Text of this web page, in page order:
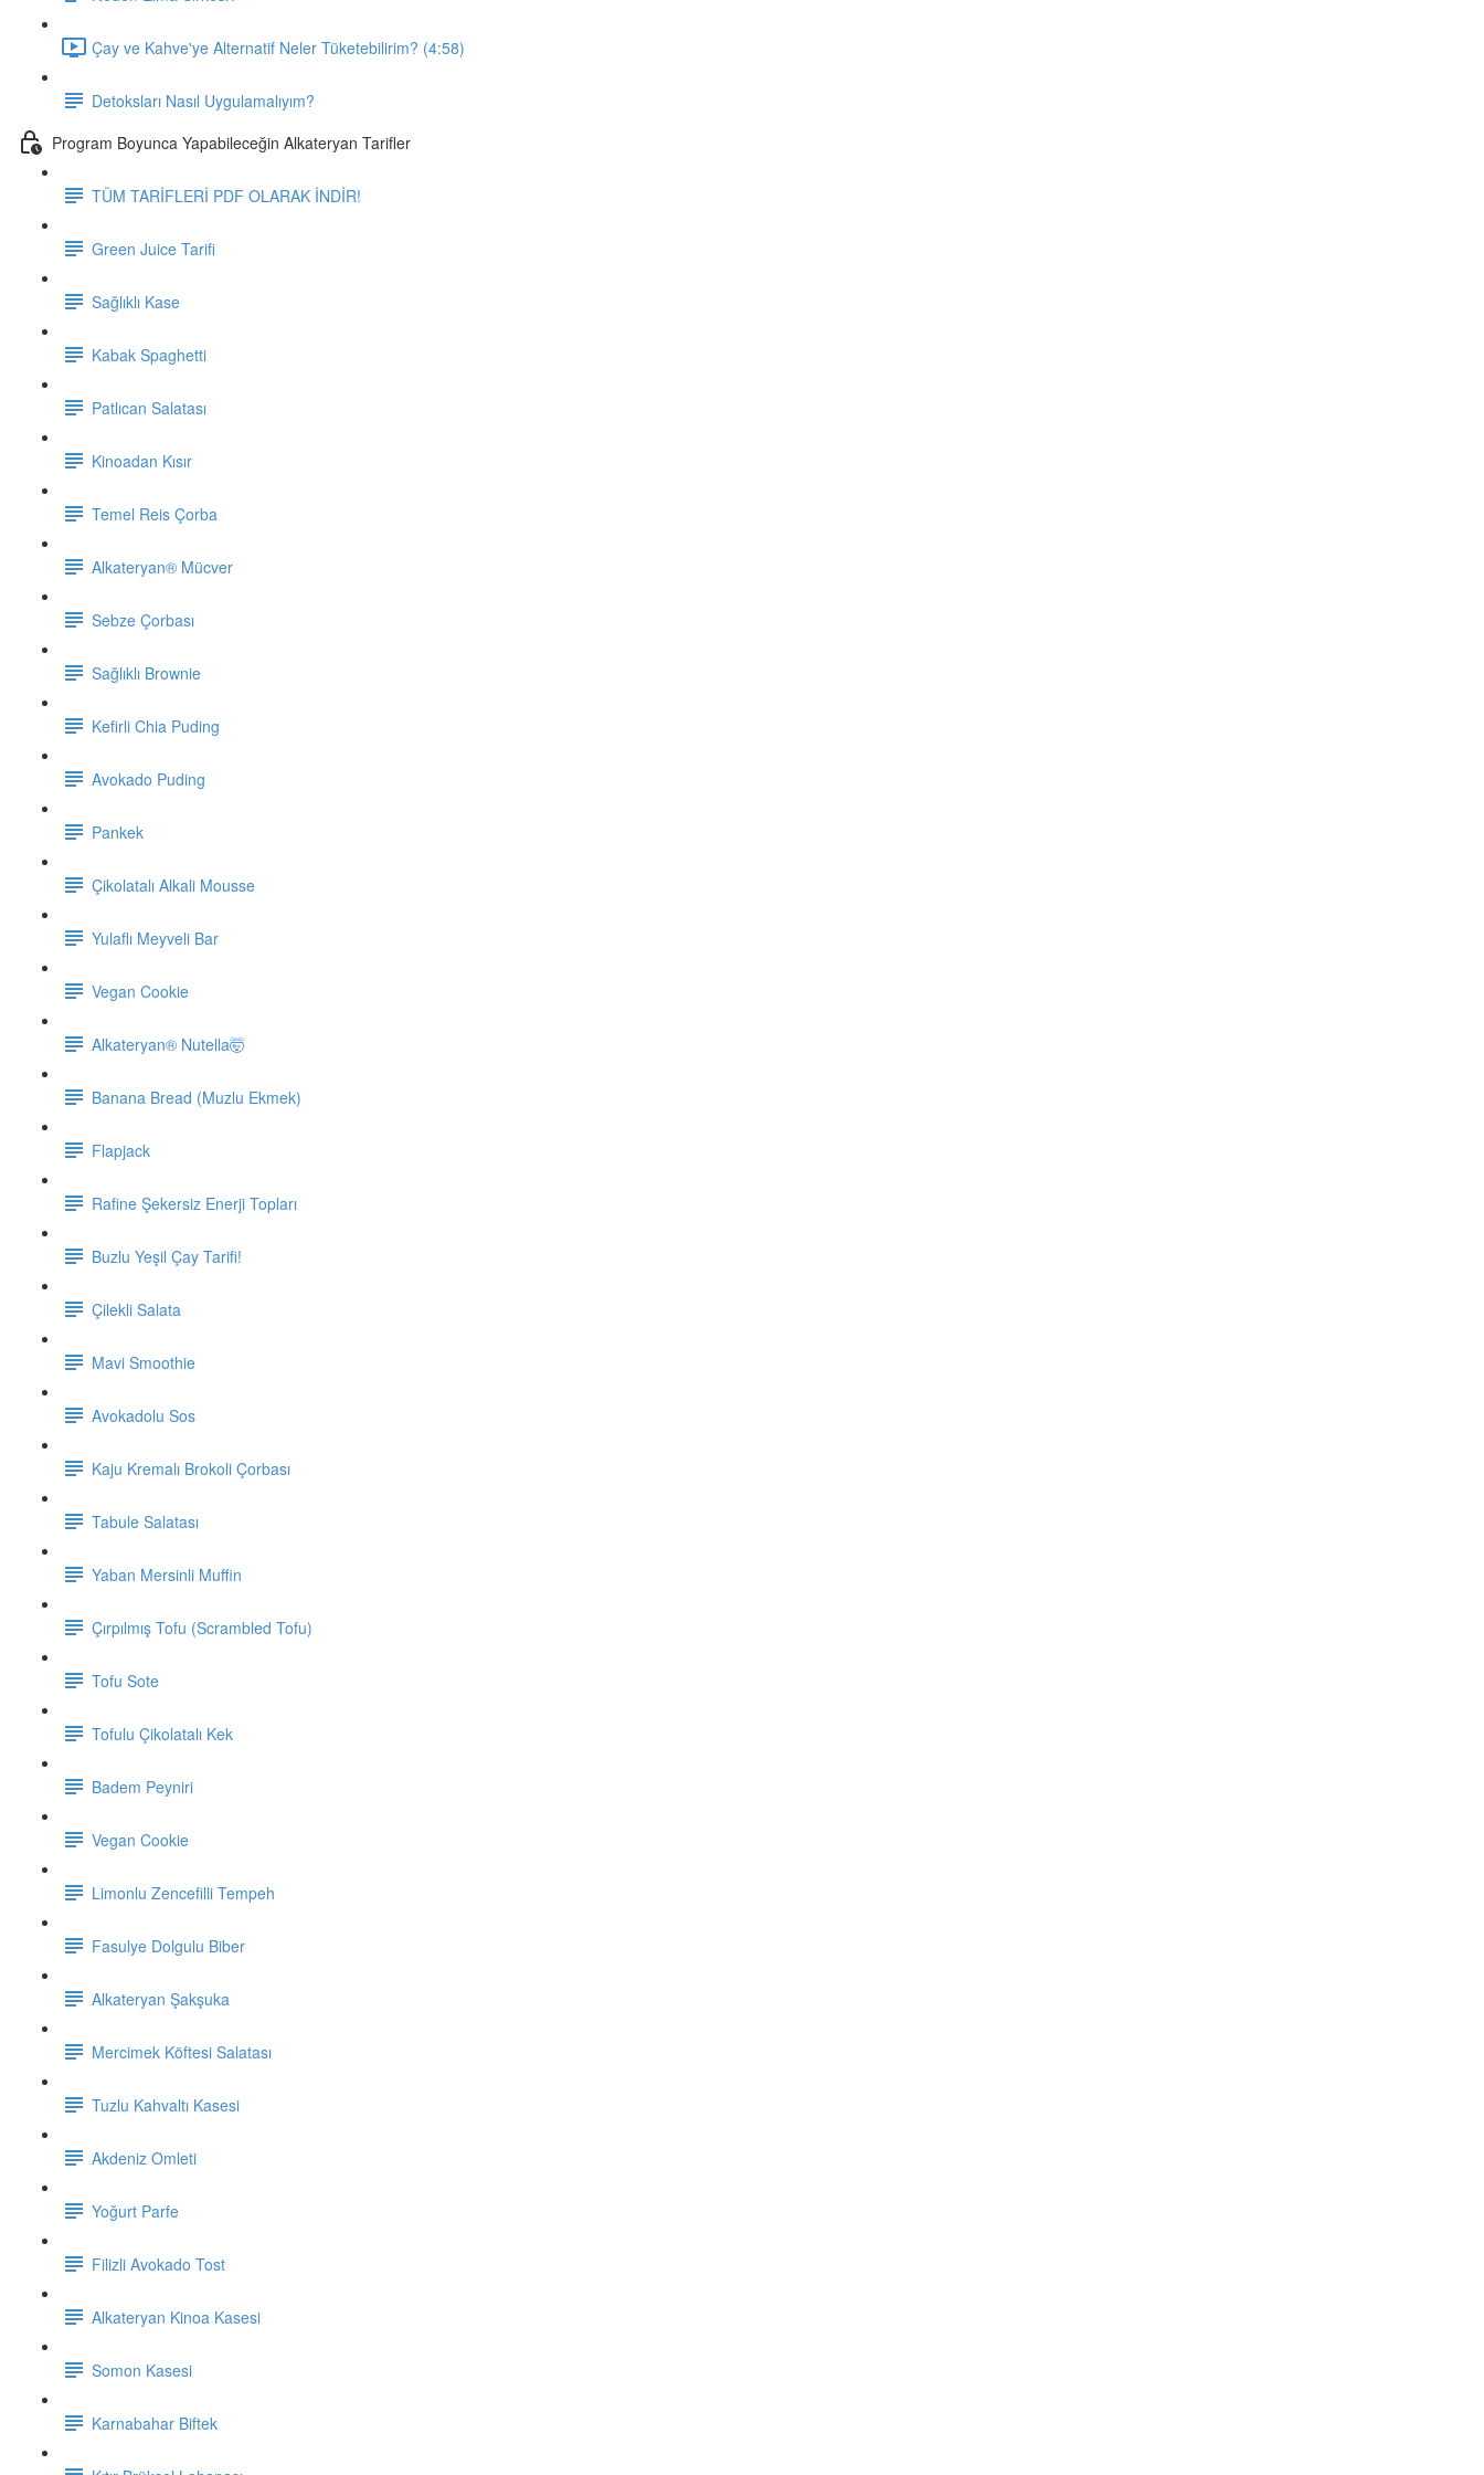
Çay ve Kahve'ye Alternatif Neler Tüketebilirim? (4:58)
Detoksları Nasıl Uygulamalıyım?
Program Boyunca Yapabileceğin Alkateryan Tarifler
TÜM TARİFLERİ PDF OLARAK İNDİR!
Green Juice Tarifi
Sağlıklı Kase
Kabak Spaghetti
Patlıcan Salatası
Kinoadan Kısır
Temel Reis Çorba
Alkateryan® Mücver
Sebze Çorbası
Sağlıklı Brownie
Kefirli Chia Puding
Avokado Puding
Pankek
Çikolatalı Alkali Mousse
Yulaflı Meyveli Bar
Vegan Cookie
Alkateryan® Nutella🤯
Banana Bread (Muzlu Ekmek)
Flapjack
Rafine Şekersiz Enerji Topları
Buzlu Yeşil Çay Tarifi!
Çilekli Salata
Mavi Smoothie
Avokadolu Sos
Kaju Kremalı Brokoli Çorbası
Tabule Salatası
Yaban Mersinli Muffin
Çırpılmış Tofu (Scrambled Tofu)
Tofu Sote
Tofulu Çikolatalı Kek
Badem Peyniri
Vegan Cookie
Limonlu Zencefilli Tempeh
Fasulye Dolgulu Biber
Alkateryan Şakşuka
Mercimek Köftesi Salatası
Tuzlu Kahvaltı Kasesi
Akdeniz Omleti
Yoğurt Parfe
Filizli Avokado Tost
Alkateryan Kinoa Kasesi
Somon Kasesi
Karnabahar Biftek